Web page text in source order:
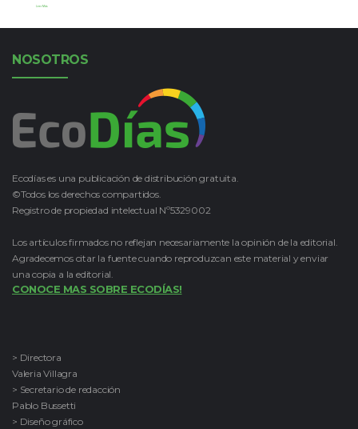
Leer Más
NOSOTROS
Ecodías es una publicación de distribución gratuita.
©Todos los derechos compartidos.
Registro de propiedad intelectual Nº5329002
Los artículos firmados no reflejan necesariamente la opinión de la editorial.
Agradecemos citar la fuente cuando reproduzcan este material y enviar
una copia a la editorial.
CONOCE MAS SOBRE ECODÍAS!
> Directora
Valeria Villagra
> Secretario de redacción
Pablo Bussetti
> Diseño gráfico